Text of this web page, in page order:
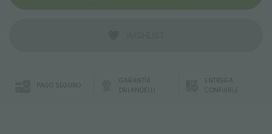
PAGO SEGURO
GARANTÍA
ORLANDELLI
ENTREGA
CONFIABLE